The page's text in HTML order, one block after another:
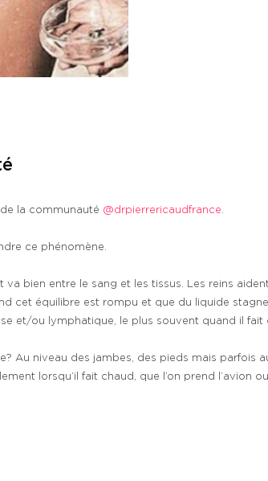
la communauté @drpierrericaudfrance
ce phénomène.
bien entre le sang et les tissus. Les reins
cet équilibre est rompu et que du liquide
et/ou lymphatique, le plus souvent quand il fait
Au niveau des jambes, des pieds mais parfois
lorsqu’il fait chaud, que l’on prend l’avion